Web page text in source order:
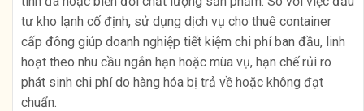
tư kho lạnh cố định, sử dụng dịch vụ cho thuê container
cấp đông giúp doanh nghiệp tiết kiệm chi phí ban đầu, linh
hoạt theo nhu cầu ngắn hạn hoặc mùa vụ, hạn chế rủi ro
phát sinh chi phí do hàng hóa bị trả về hoặc không đạt
chuẩn.